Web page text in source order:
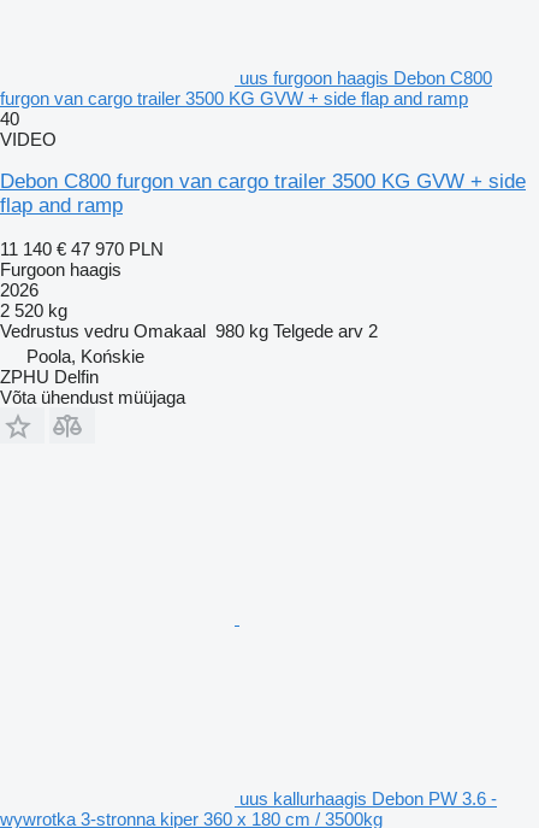
uus furgoon haagis Debon C800
furgon van cargo trailer 3500 KG GVW + side flap and ramp
40
VIDEO
Debon C800 furgon van cargo trailer 3500 KG GVW + side
flap and ramp
11 140 € 47 970 PLN
Furgoon haagis
2026
2 520 kg
Vedrustus vedru Omakaal 980 kg Telgede arv 2
Poola, Końskie
ZPHU Delfin
Võta ühendust müüjaga
uus kallurhaagis Debon PW 3.6 -
wywrotka 3-stronna kiper 360 x 180 cm / 3500kg